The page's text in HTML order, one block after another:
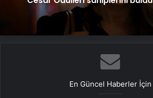
En Güncel Haberler İçin